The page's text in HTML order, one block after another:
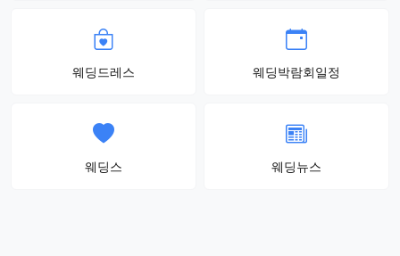
웨딩드레스 웨딩박람회일정
웨딩스 웨딩뉴스